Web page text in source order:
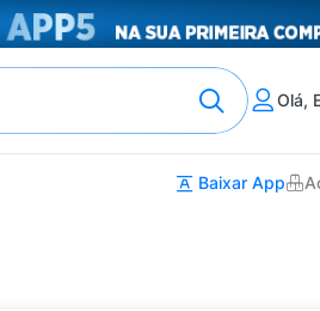
Olá,
Baixar App